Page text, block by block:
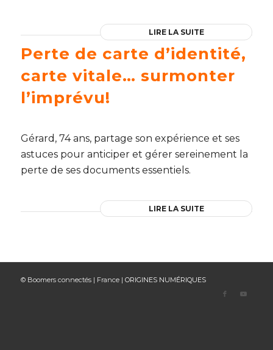
LIRE LA SUITE
Perte de carte d’identité,
carte vitale… surmonter
l’imprévu!
Gérard, 74 ans, partage son expérience et ses
astuces pour anticiper et gérer sereinement la
perte de ses documents essentiels.
LIRE LA SUITE
© Boomers connectés | France | ORIGINES NUMÉRIQUES